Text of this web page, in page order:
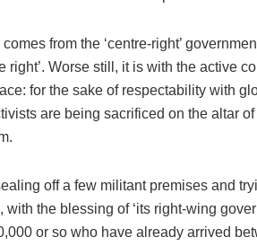
from the ‘centre-right’
right’. Worse still, it is with the active
for the sake of respectability with
are being sacrificed on the altar
off a few militant premises and
the blessing of ‘its right-wing
or so who have already arrived